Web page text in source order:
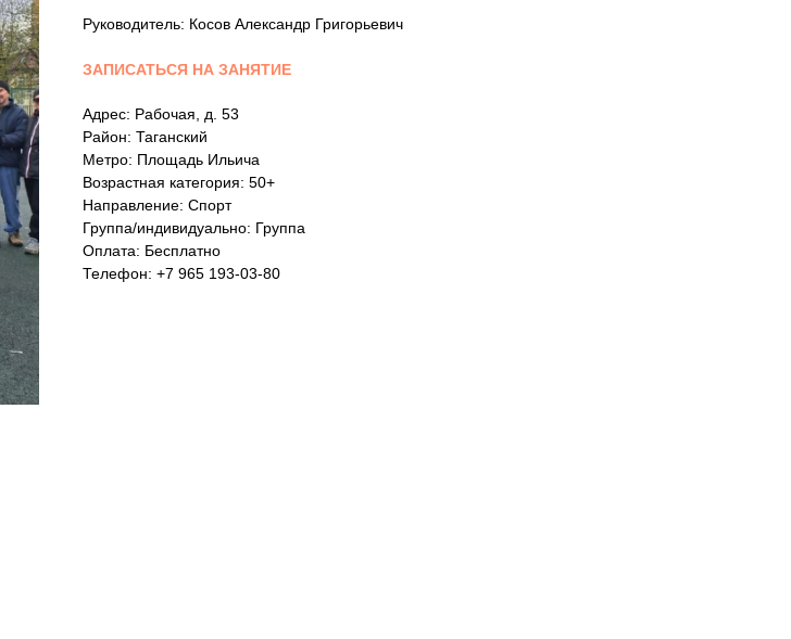
Руководитель: Косов Александр Григорьевич
ЗАПИСАТЬСЯ НА ЗАНЯТИЕ
Адрес: Рабочая, д. 53
Район: Таганский
Метро: Площадь Ильича
Возрастная категория: 50+
Направление: Спорт
Группа/индивидуально: Группа
Оплата: Бесплатно
Телефон: +7 965 193-03-80